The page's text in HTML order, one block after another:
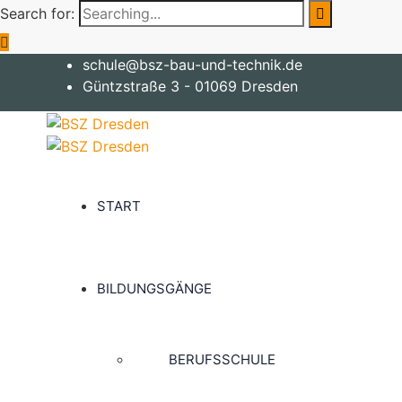
Search for:
schule@bsz-bau-und-technik.de
Güntzstraße 3 - 01069 Dresden
START
BILDUNGSGÄNGE
BERUFSSCHULE